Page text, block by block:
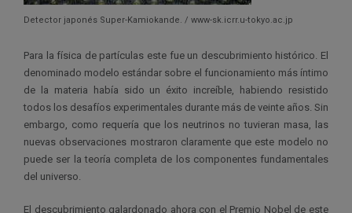
Detector japonés Super-Kamiokande. / www-sk.icrr.u-tokyo.ac.jp
Para la física de partículas este fue un descubrimiento histórico. El
denominado modelo estándar sobre el funcionamiento más íntimo
de la materia había sido un éxito increíble, habiendo resistido
todos los desafíos experimentales durante más de veinte años. Sin
embargo, como requería que los neutrinos no tuvieran masa, las
nuevas observaciones mostraron claramente que este modelo no
puede ser la teoría completa de los componentes fundamentales
del universo.
El descubrimiento galardonado ahora con el Premio Nobel de este